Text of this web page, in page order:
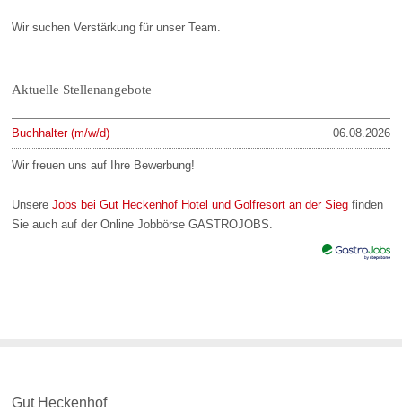
Wir suchen Verstärkung für unser Team.
Aktuelle Stellenangebote
06.08.2026
Buchhalter (m/w/d)
Wir freuen uns auf Ihre Bewerbung!
UnsereJobs bei Gut Heckenhof Hotel und Golfresort an der Sieg finden
Sie auch auf der Online Jobbörse GASTROJOBS.
Gut Heckenhof